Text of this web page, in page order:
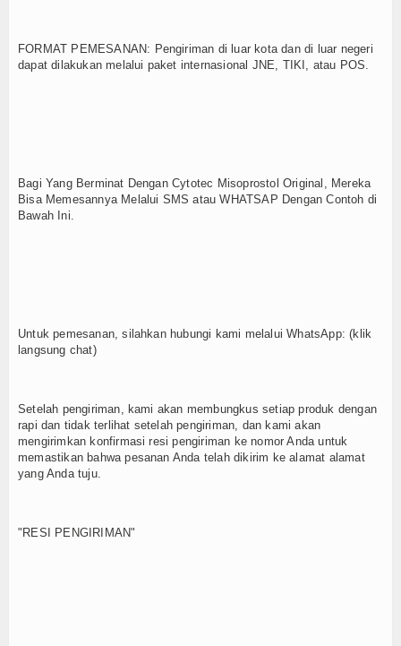
FORMAT PEMESANAN: Pengiriman di luar kota dan di luar negeri
dapat dilakukan melalui paket internasional JNE, TIKI, atau POS.
Bagi Yang Berminat Dengan Cytotec Misoprostol Original, Mereka
Bisa Memesannya Melalui SMS atau WHATSAP Dengan Contoh di
Bawah Ini.
Untuk pemesanan, silahkan hubungi kami melalui WhatsApp: (klik
langsung chat)
Setelah pengiriman, kami akan membungkus setiap produk dengan
rapi dan tidak terlihat setelah pengiriman, dan kami akan
mengirimkan konfirmasi resi pengiriman ke nomor Anda untuk
memastikan bahwa pesanan Anda telah dikirim ke alamat alamat
yang Anda tuju.
"RESI PENGIRIMAN"